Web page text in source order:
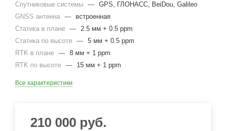
Спутниковые системы — GPS, ГЛОНАСС, BeiDou, Galileo
GNSS антенна —
встроенная
Статика в плане — 2.5 мм + 0.5 ppm
Статика по высоте — 5 мм + 0.5 ppm
RTK в плане — 8 мм + 1 ppm
RTK по высоте — 15 мм + 1 ppm
Все характеристики
210 000 руб.